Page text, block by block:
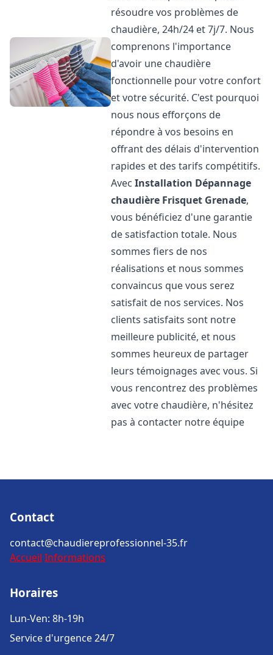
résoudre vos problèmes de
chaudière, 24h/24 et 7j/7. Nous
comprenons l'importance
d'avoir une chaudière
fonctionnelle pour votre confort
et votre sécurité. C'est pourquoi
nous nous efforçons de
répondre à vos besoins en
offrant des délais d'intervention
rapides et des tarifs compétitifs.
AvecInstallation Dépannage
chaudière Frisquet Grenade,
vous bénéficiez d'une garantie
de satisfaction totale. Nous
sommes fiers de nos
réalisations et nous sommes
convaincus que vous serez
satisfait de nos services. Nos
clients satisfaits sont notre
meilleure publicité, et nous
sommes heureux de partager
leurs témoignages avec vous. Si
vous rencontrez des problèmes
avec votre chaudière, n'hésitez
pas à contacter notre équipe
Contact
contact@chaudiereprofessionnel-35.fr
Accueil Informations
Horaires
Lun-Ven: 8h-19h
Service d'urgence 24/7